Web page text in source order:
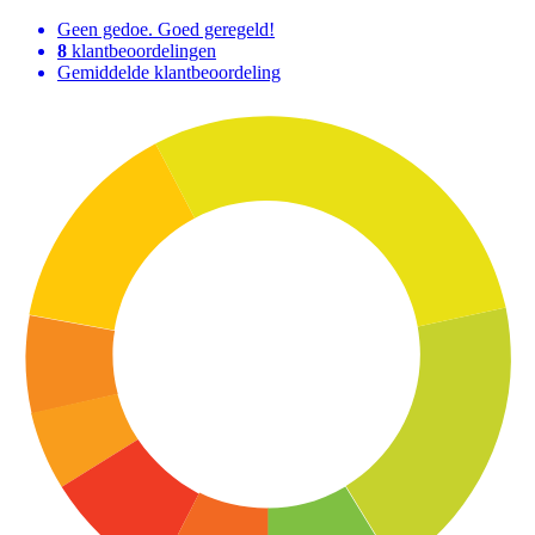
Geen gedoe. Goed geregeld!
8 klantbeoordelingen
Gemiddelde klantbeoordeling